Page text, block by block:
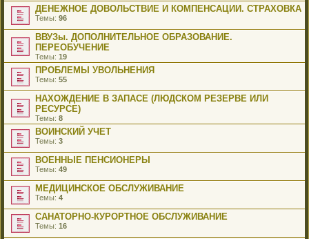
ДЕНЕЖНОЕ ДОВОЛЬСТВИЕ И КОМПЕНСАЦИИ. СТРАХОВКА
Темы: 96
ВВУЗы. ДОПОЛНИТЕЛЬНОЕ ОБРАЗОВАНИЕ.
ПЕРЕОБУЧЕНИЕ
Темы: 19
ПРОБЛЕМЫ УВОЛЬНЕНИЯ
Темы: 55
НАХОЖДЕНИЕ В ЗАПАСЕ (ЛЮДСКОМ РЕЗЕРВЕ ИЛИ
РЕСУРСЕ)
Темы: 8
ВОИНСКИЙ УЧЕТ
Темы: 3
ВОЕННЫЕ ПЕНСИОНЕРЫ
Темы: 49
МЕДИЦИНСКОЕ ОБСЛУЖИВАНИЕ
Темы: 4
САНАТОРНО-КУРОРТНОЕ ОБСЛУЖИВАНИЕ
Темы: 16